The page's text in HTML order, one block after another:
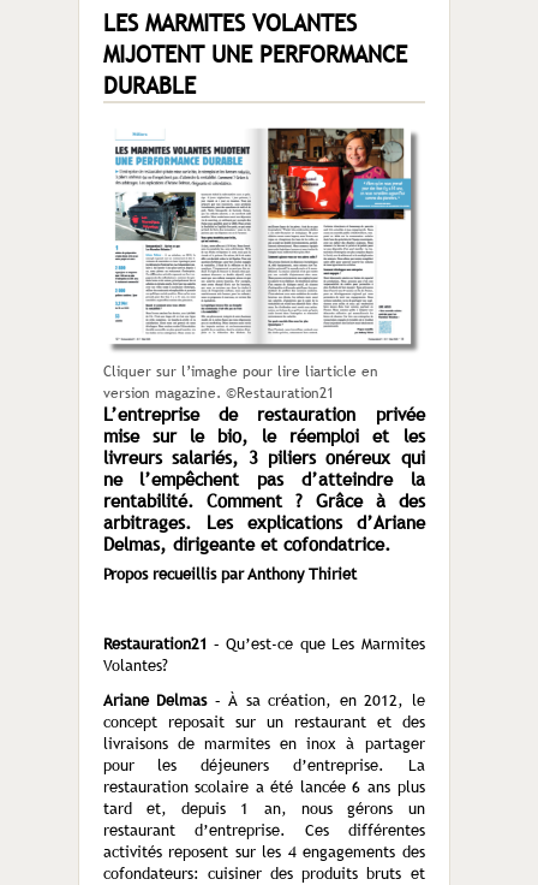
LES MARMITES VOLANTES
MIJOTENT UNE PERFORMANCE
DURABLE
Cliquer sur l’imaghe pour lire liarticle en
version magazine. ©Restauration21
L’entreprise de restauration privée
mise sur le bio, le réemploi et les
livreurs salariés, 3 piliers onéreux qui
ne l’empêchent pas d’atteindre la
rentabilité. Comment ? Grâce à des
arbitrages. Les explications d’Ariane
Delmas, dirigeante et cofondatrice.
Propos recueillis par Anthony Thiriet
Restauration21– Qu’est-ce que Les Marmites
Volantes?
Ariane Delmas– À sa création, en 2012, le
concept reposait sur un restaurant et des
livraisons de marmites en inox à partager
pour les déjeuners d’entreprise. La
restauration scolaire a été lancée 6 ans plus
tard et, depuis 1 an, nous gérons un
restaurant d’entreprise. Ces différentes
activités reposent sur les 4 engagements des
cofondateurs: cuisiner des produits bruts et